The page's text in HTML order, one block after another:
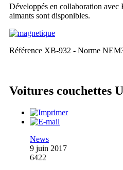
Développés en collaboration avec
aimants sont disponibles.
Référence XB-932 - Norme
Voitures couchettes
News
9 juin 2017
6422